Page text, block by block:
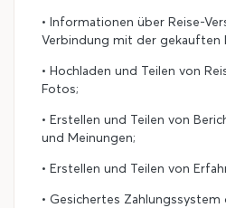
• Informationen über Reise-
Verbindung mit der gekauften
• Hochladen und Teilen von
Fotos;
• Erstellen und Teilen von
und Meinungen;
• Erstellen und Teilen von
• Gesichertes